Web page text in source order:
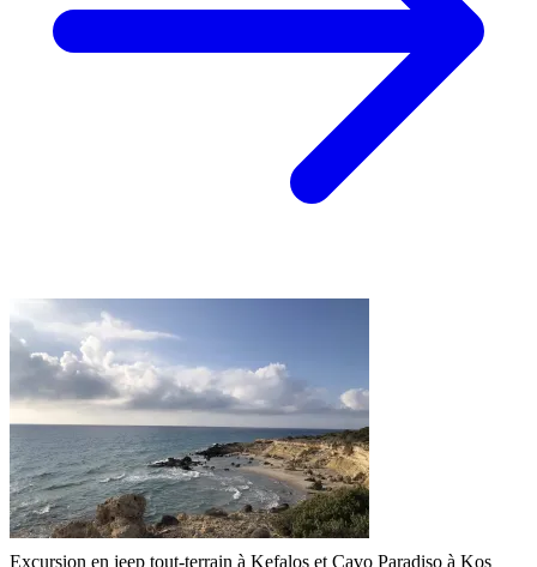
Excursion en jeep tout-terrain à Kefalos et Cavo Paradiso à Kos